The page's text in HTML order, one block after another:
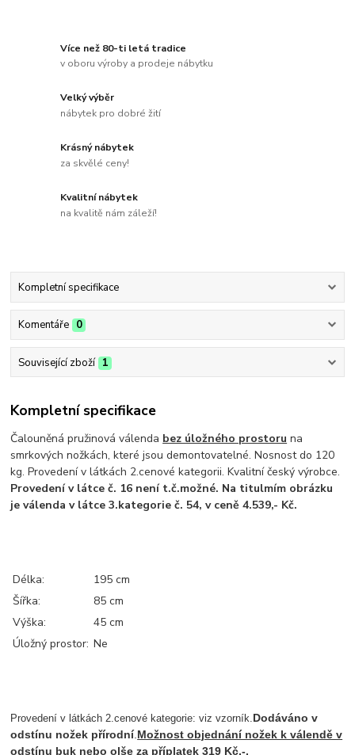
Více než 80-ti letá tradice
v oboru výroby a prodeje nábytku
Velký výběr
nábytek pro dobré žití
Krásný nábytek
za skvělé ceny!
Kvalitní nábytek
na kvalitě nám záleží!
Kompletní specifikace
Komentáře 0
Související zboží 1
Kompletní specifikace
Čalouněná pružinová válenda bez úložného prostoru na
smrkových nožkách, které jsou demontovatelné. Nosnost do 120
kg. Provedení v látkách 2.cenové kategorii. Kvalitní český výrobce.
Provedení v látce č. 16 není t.č.možné. Na titulmím obrázku
je válenda v látce 3.kategorie č. 54, v ceně 4.539,- Kč.
Délka:
195 cm
Šířka:
85 cm
Výška:
45 cm
Úložný prostor: Ne
Provedení v látkách 2.cenové kategorie: viz vzorník.Dodáváno v
odstínu nožek přírodní. Možnost objednání nožek k válendě v
odstínu buk nebo olše za příplatek 319 Kč,-.